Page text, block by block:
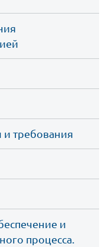
и требования
и
процесса.